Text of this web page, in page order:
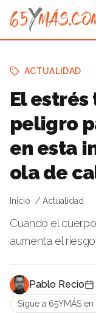
ACTUALIDAD
El
peligro
en esta
ola de
Inicio Actualidad
Cuando el
aumenta el
Pablo Recio
Sigue a 65YMÁS